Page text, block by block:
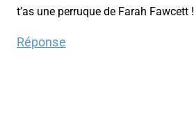
t’as une perruque de Farah Fawcett !
Réponse